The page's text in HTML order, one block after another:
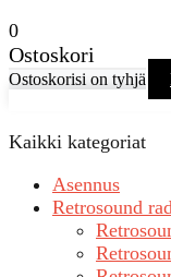
0
Ostoskori
Ostoskorisi on tyhjä
Kaikki kategoriat
Asennus
Retrosound